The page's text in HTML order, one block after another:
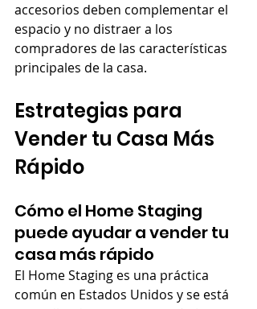
accesorios deben complementar el
espacio y no distraer a los
compradores de las características
principales de la casa.
Estrategias para
Vender tu Casa Más
Rápido
Cómo el Home Staging
puede ayudar a vender tu
casa más rápido
El Home Staging es una práctica
común en Estados Unidos y se está